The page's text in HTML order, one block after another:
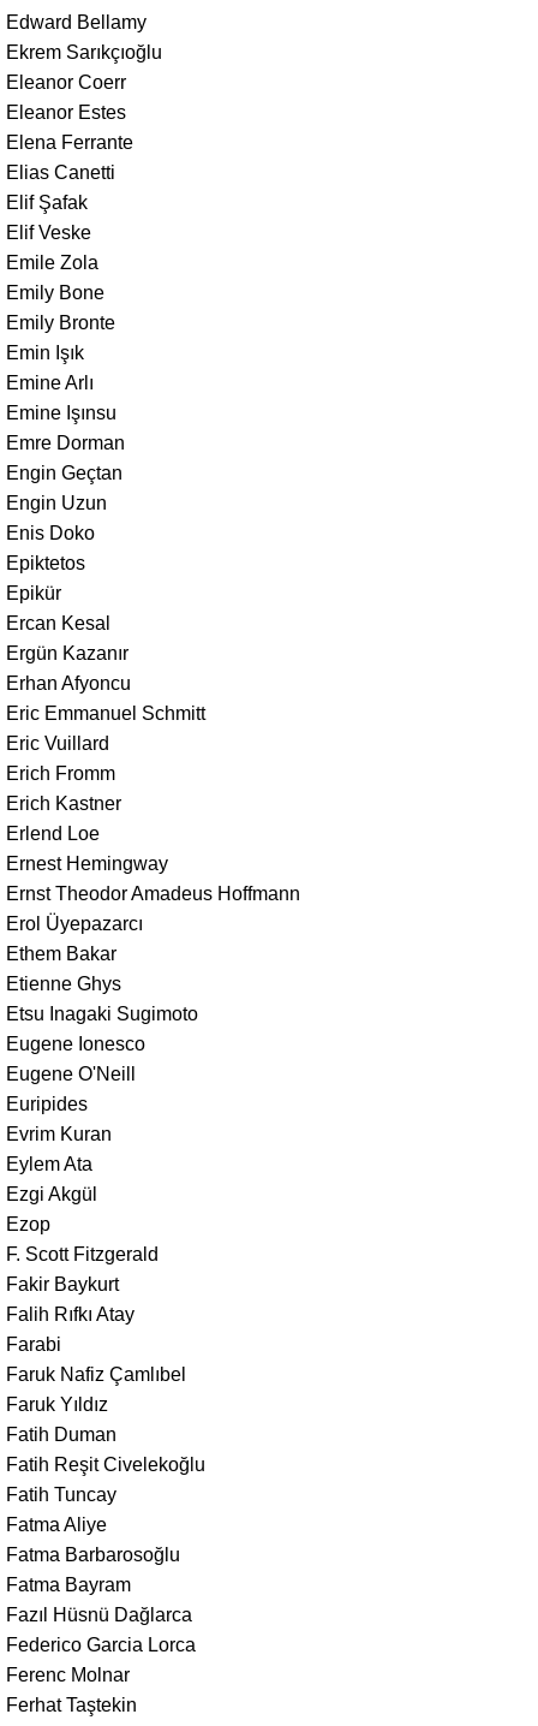
Edward Bellamy
Ekrem Sarıkçıoğlu
Eleanor Coerr
Eleanor Estes
Elena Ferrante
Elias Canetti
Elif Şafak
Elif Veske
Emile Zola
Emily Bone
Emily Bronte
Emin Işık
Emine Arlı
Emine Işınsu
Emre Dorman
Engin Geçtan
Engin Uzun
Enis Doko
Epiktetos
Epikür
Ercan Kesal
Ergün Kazanır
Erhan Afyoncu
Eric Emmanuel Schmitt
Eric Vuillard
Erich Fromm
Erich Kastner
Erlend Loe
Ernest Hemingway
Ernst Theodor Amadeus Hoffmann
Erol Üyepazarcı
Ethem Bakar
Etienne Ghys
Etsu Inagaki Sugimoto
Eugene Ionesco
Eugene O'Neill
Euripides
Evrim Kuran
Eylem Ata
Ezgi Akgül
Ezop
F. Scott Fitzgerald
Fakir Baykurt
Falih Rıfkı Atay
Farabi
Faruk Nafiz Çamlıbel
Faruk Yıldız
Fatih Duman
Fatih Reşit Civelekoğlu
Fatih Tuncay
Fatma Aliye
Fatma Barbarosoğlu
Fatma Bayram
Fazıl Hüsnü Dağlarca
Federico Garcia Lorca
Ferenc Molnar
Ferhat Taştekin